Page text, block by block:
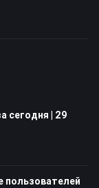
сегодня | 29
пользователей